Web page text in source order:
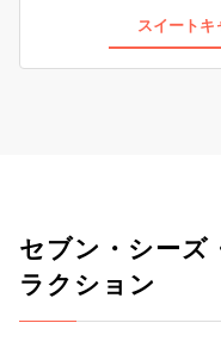
スイート
セブン・シーズ
ラクション